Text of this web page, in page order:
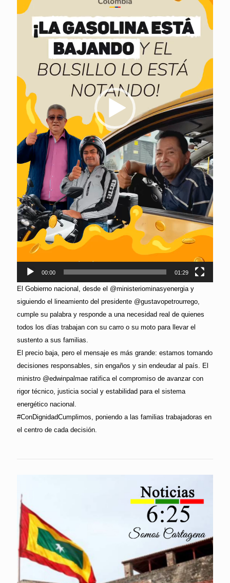
00:00 01:29
El Gobierno nacional, desde el @ministeriominasyenergia y
siguiendo el lineamiento del presidente @gustavopetrourrego,
cumple su palabra y responde a una necesidad real de quienes
todos los días trabajan con su carro o su moto para llevar el
sustento a sus familias.
El precio baja, pero el mensaje es más grande: estamos tomando
decisiones responsables, sin engaños y sin endeudar al país. El
ministro @edwinpalmae ratifica el compromiso de avanzar con
rigor técnico, justicia social y estabilidad para el sistema
energético nacional.
#ConDignidadCumplimos, poniendo a las familias trabajadoras en
el centro de cada decisión.